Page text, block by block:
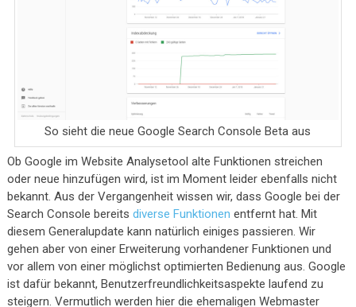
So sieht die neue Google Search Console Beta aus
Ob Google im Website Analysetool alte Funktionen streichen
oder neue hinzufügen wird, ist im Moment leider ebenfalls nicht
bekannt. Aus der Vergangenheit wissen wir, dass Google bei der
Search Console bereits diverse Funktionen entfernt hat. Mit
diesem Generalupdate kann natürlich einiges passieren. Wir
gehen aber von einer Erweiterung vorhandener Funktionen und
vor allem von einer möglichst optimierten Bedienung aus. Google
ist dafür bekannt, Benutzerfreundlichkeitsaspekte laufend zu
steigern. Vermutlich werden hier die ehemaligen Webmaster